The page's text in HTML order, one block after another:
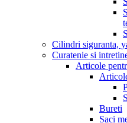
Cilindri siguranta,
Curatenie si
Articole
Bureti
Saci